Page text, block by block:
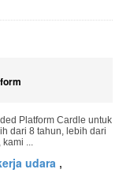
Platform Cardle untuk
dari 8 tahun, lebih dari
...
udara ,